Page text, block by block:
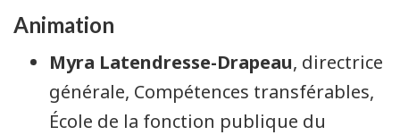
Animation
Myra Latendresse-Drapeau, directrice
générale, Compétences transférables,
École de la fonction publique du